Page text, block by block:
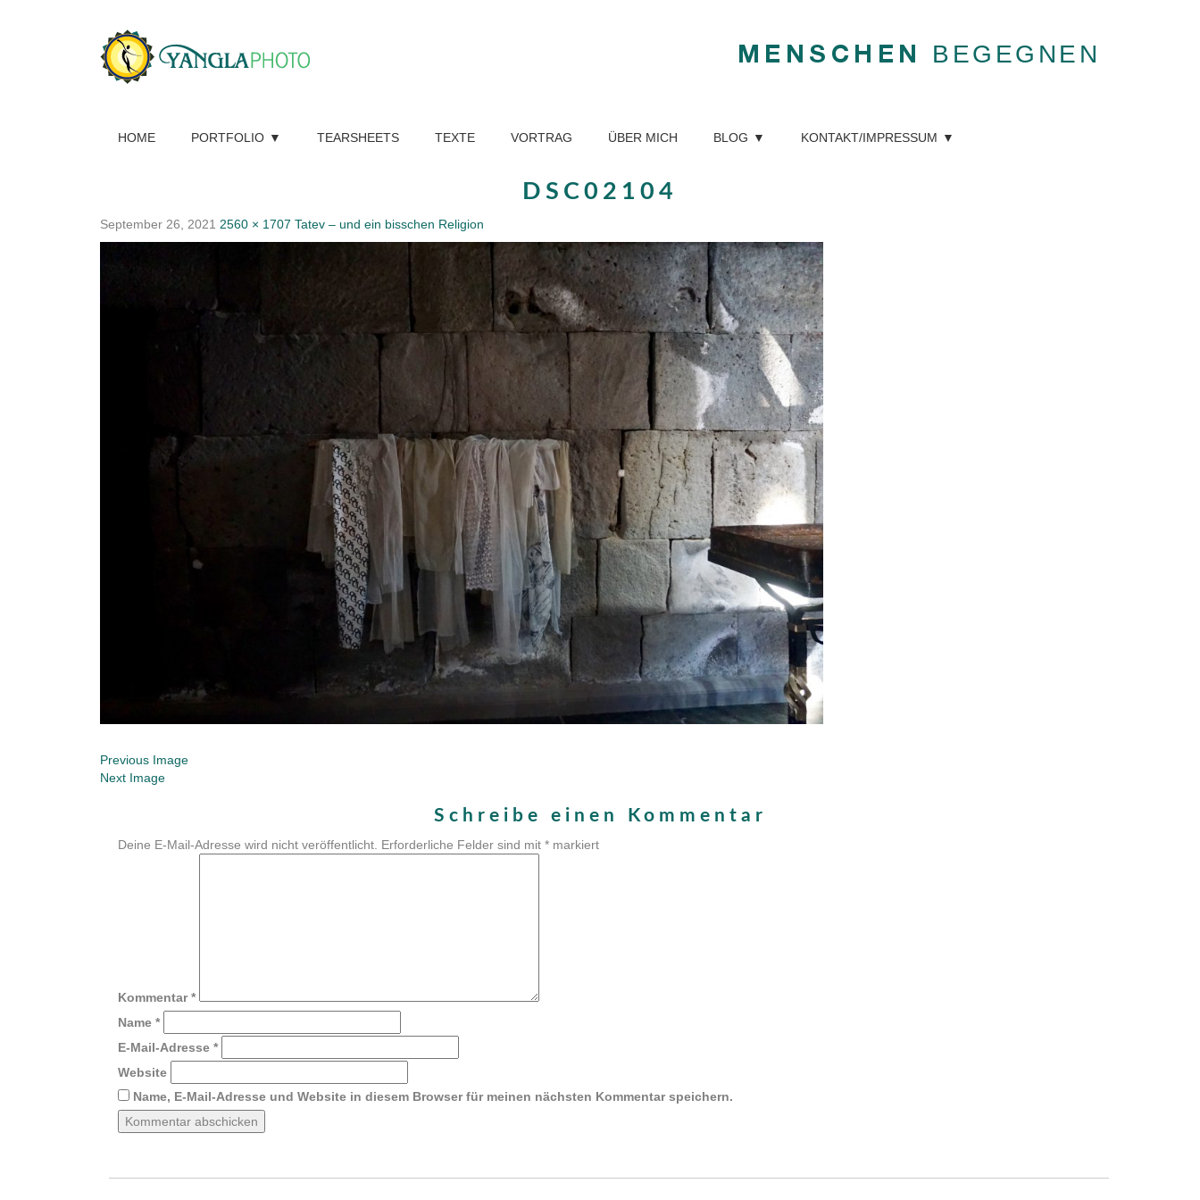
MENSCHEN BEGEGNEN
HOME PORTFOLIO TEARSHEETS TEXTE VORTRAG ÜBER MICH BLOG KONTAKT/IMPRESSUM
DSC02104
September 26, 2021 2560 × 1707 Tatev – und ein bisschen Religion
Previous Image
Next Image
Schreibe einen Kommentar
Deine E-Mail-Adresse wird nicht veröffentlicht. Erforderliche Felder sind mit * markiert
Kommentar*
Name *
E-Mail-Adresse *
Website
Name, E-Mail-Adresse und Website in diesem Browser für meinen nächsten Kommentar speichern.